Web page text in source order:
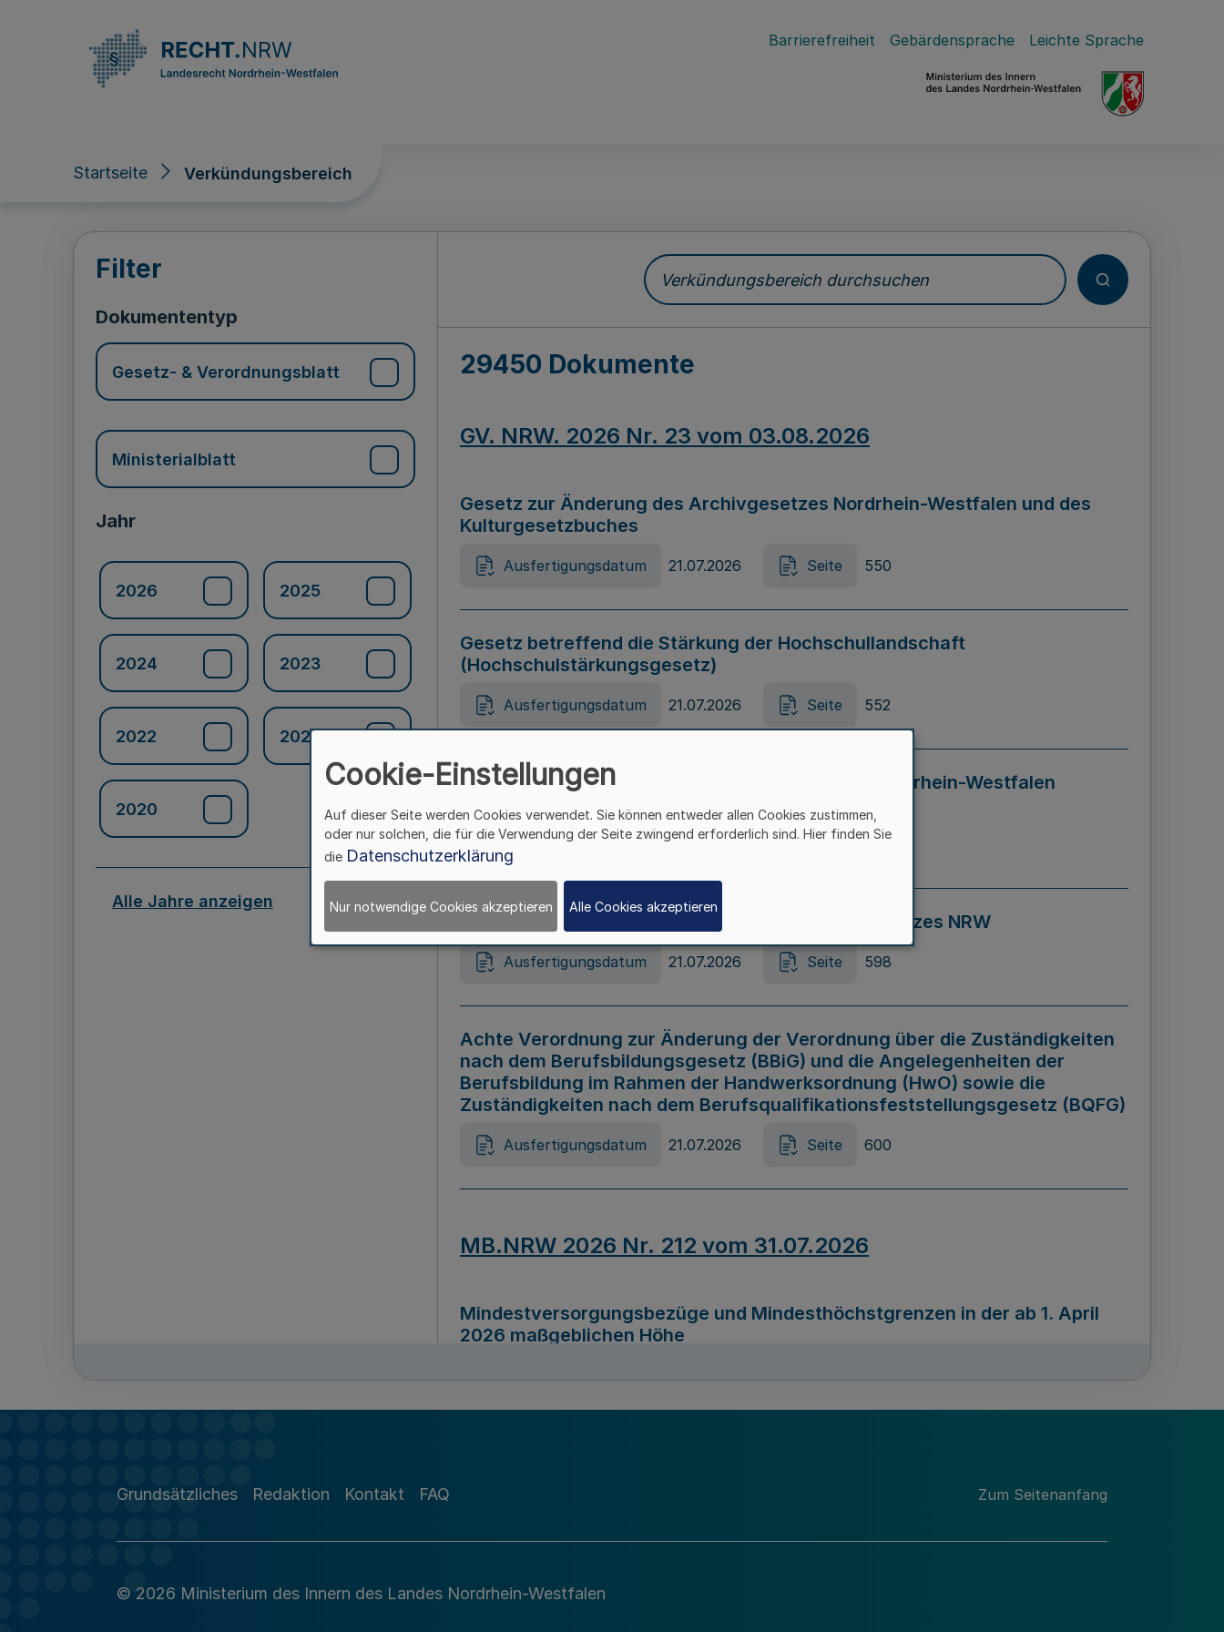
Barrierefreiheit Gebärdensprache Leichte Sprache
Startseite Verkündungsbereich
Verkündungsbereich
Filter
Dokumententyp
Gesetz- & Verordnungsblatt
Ministerialblatt
Jahr
2026 2025
2024 2023
2022 2021
2020
Alle Jahre anzeigen
Verkündungsbereich durchsuchen
29450 Dokumente
GV. NRW. 2026 Nr. 23 vom 03.08.2026
Gesetz zur Änderung des Archivgesetzes Nordrhein-Westfalen und des
Kulturgesetzbuches
Ausfertigungsdatum 21.07.2026 Seite 550
Gesetz betreffend die Stärkung der Hochschullandschaft
(Hochschulstärkungsgesetz)
Ausfertigungsdatum 21.07.2026 Seite 552
Gesetz zur Vermeidung von Diskriminierung in Nordrhein-Westfalen
(Landesantidiskriminierungsgesetz – LADG NRW)
Ausfertigungsdatum 21.07.2026 Seite 595
Gesetz zur Änderung des Online-Casinospiel Gesetzes NRW
Ausfertigungsdatum 21.07.2026 Seite 598
Achte Verordnung zur Änderung der Verordnung über die Zuständigkeiten
nach dem Berufsbildungsgesetz (BBiG) und die Angelegenheiten der
Berufsbildung im Rahmen der Handwerksordnung (HwO) sowie die
Zuständigkeiten nach dem Berufsqualifikationsfeststellungsgesetz (BQFG)
Ausfertigungsdatum 21.07.2026 Seite 600
MB.NRW 2026 Nr. 212 vom 31.07.2026
Mindestversorgungsbezüge und Mindesthöchstgrenzen in der ab 1. April
2026 maßgeblichen Höhe
Richtlinie zur Durchführung des Förderprogramms „Mittelstand Innovativ &
Grundsätzliches Redaktion Kontakt FAQ Zum Seitenanfang
© 2026 Ministerium des Innern des Landes Nordrhein-Westfalen
Cookie-Einstellungen
Auf dieser Seite werden Cookies verwendet. Sie können entweder allen Cookies zustimmen,
oder nur solchen, die für die Verwendung der Seite zwingend erforderlich sind. Hier finden Sie
die Datenschutzerklärung
Nur notwendige Cookies akzeptieren Alle Cookies akzeptieren